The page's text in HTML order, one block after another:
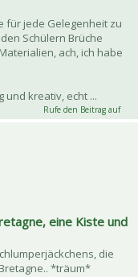
für jede Gelegenheit zu
Schülern Brüche
ach, ich habe
und kreativ, echt ...
Rufe den Beitrag auf
eine Kiste und
die
*träum*